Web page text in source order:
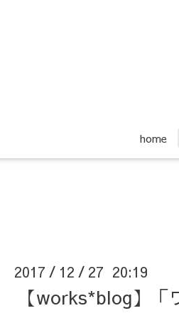
home
2017 / 12 / 27 20:19
【works*blog】